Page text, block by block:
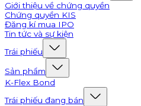
Giới thiệu về chứng quyền
Chứng quyền KIS
Đăng kí mua IPO
Tin tức và sự kiện
Trái phiếu
Sản phẩm
K-Flex Bond
Trái phiếu đang bán